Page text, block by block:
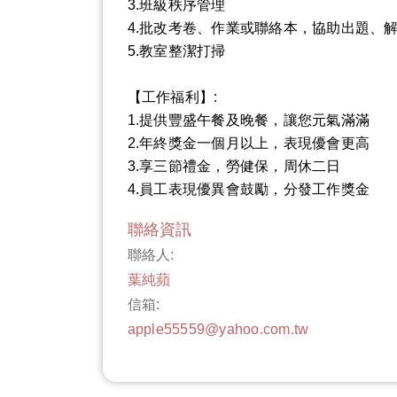
3.班級秩序管理
4.批改考卷、作業或聯絡本，協助出題、
5.教室整潔打掃
【工作福利】:
1.提供豐盛午餐及晚餐，讓您元氣滿滿
2.年終獎金一個月以上，表現優會更高
3.享三節禮金，勞健保，周休二日
4.員工表現優異會鼓勵，分發工作獎金
聯絡資訊
聯絡人:
葉純蘋
信箱:
apple55559@yahoo.com.tw